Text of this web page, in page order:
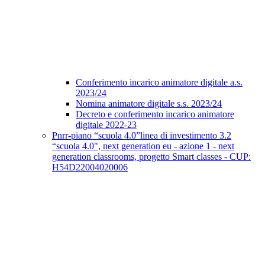
Conferimento incarico animatore digitale a.s.
2023/24
Nomina animatore digitale s.s. 2023/24
Decreto e conferimento incarico animatore
digitale 2022-23
Pnrr-piano “scuola 4.0”linea di investimento 3.2
“scuola 4.0", next generation eu - azione 1 - next
generation classrooms, progetto Smart classes - CUP:
H54D22004020006